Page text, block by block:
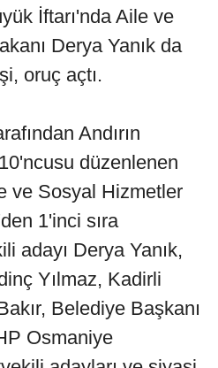
İftarı'nda Aile ve
Derya Yanık da
oruç açtı.
Andırın
düzenlenen
ve Sosyal Hizmetler
1'inci sıra
adayı Derya Yanık,
Yılmaz, Kadirli
Belediye Başkanı
Osmaniye